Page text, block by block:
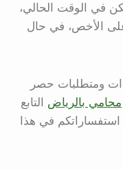
في الوقت الحالي،
الأخص، في حال
ومتطلبات حصر
محامي بالرياض التابع
استفساراتكم في هذا